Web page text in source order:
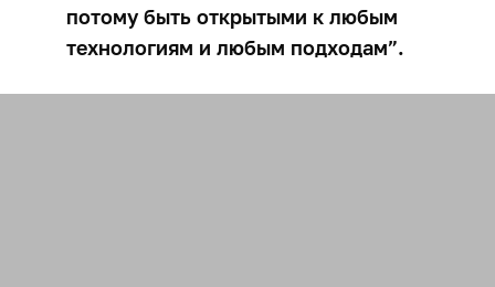
потому быть открытыми к любым
технологиям и любым подходам”.